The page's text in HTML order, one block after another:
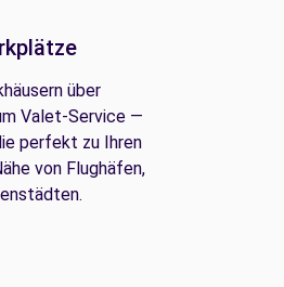
über
Valet-Service —
perfekt zu Ihren
von Flughäfen,